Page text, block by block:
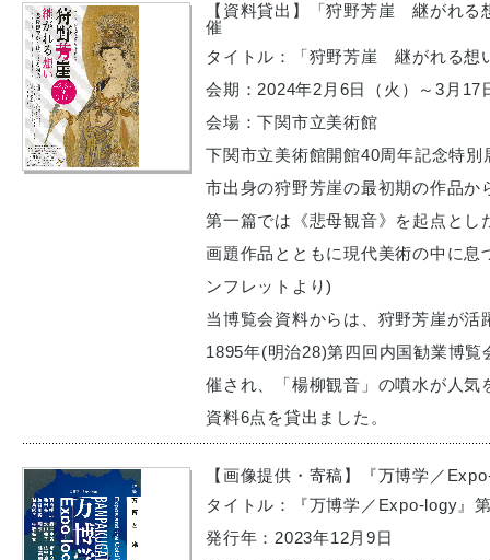
【資料貸出】「狩野芳崖 継がれる
催
タイトル：「狩野芳崖 継がれる想
会期：2024年2月6日（火）～3月17
会場：下関市立美術館
下関市立美術館開館40周年記念特
市出身の狩野芳崖の最初期の作品
第一篇では《悲母観音》を起点と
画題作品とともに現代美術の中に
ンフレットより)
当博覧会資料からは、狩野芳崖が
1895年(明治28)第四回内国勧業博
催され、「楊柳観音」の噴水が人
資料6点を貸出ました。
【画像提供・寄稿】『万博学／
タイトル：『万博学／Expo-logy』
発行年：2023年12月9日